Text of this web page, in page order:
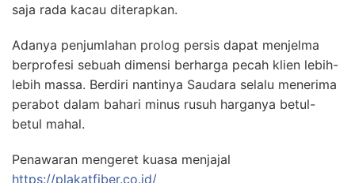
saja rada kacau diterapkan.
Adanya penjumlahan prolog persis dapat menjelma
berprofesi sebuah dimensi berharga pecah klien lebih-
lebih massa. Berdiri nantinya Saudara selalu menerima
perabot dalam bahari minus rusuh harganya betul-
betul mahal.
Penawaran mengeret kuasa menjajal
https://plakatfiber.co.id/